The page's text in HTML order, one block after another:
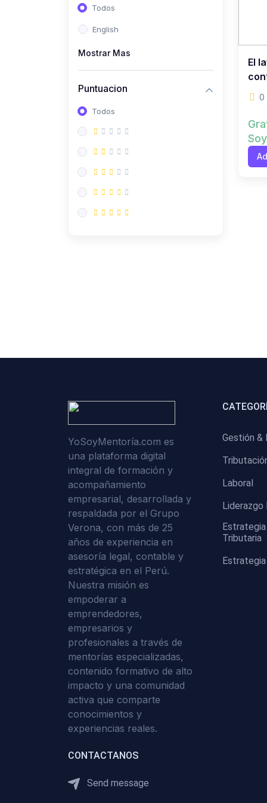
Contabilidad
Derecho y Legislación
Emprendedores
Tributaria
IGV
Laboral
Liderazgo Empresarial
Mypes
Sunat
Todos
English
Mostrar Mas
Puntuacion
Todos
El
0
YoSoyMentoría.com es
una plataforma digital
integral de formación y
acompañamiento
empresarial, desarrollada y
respaldada por el Grupo
Verona, con más de 25
años de experiencia en
asesoría legal, contable y
estratégica en el Perú.
Nuestra misión es
empoderar a
emprendedores,
empresarios y
profesionales a través de
mentorías especializadas,
contenido formativo de alto
impacto y una comunidad
activa que comparte
conocimientos y
experiencias reales.
CONTACTANOS
Send message
Gestión &
Laboral
Liderazgo
Tributaria